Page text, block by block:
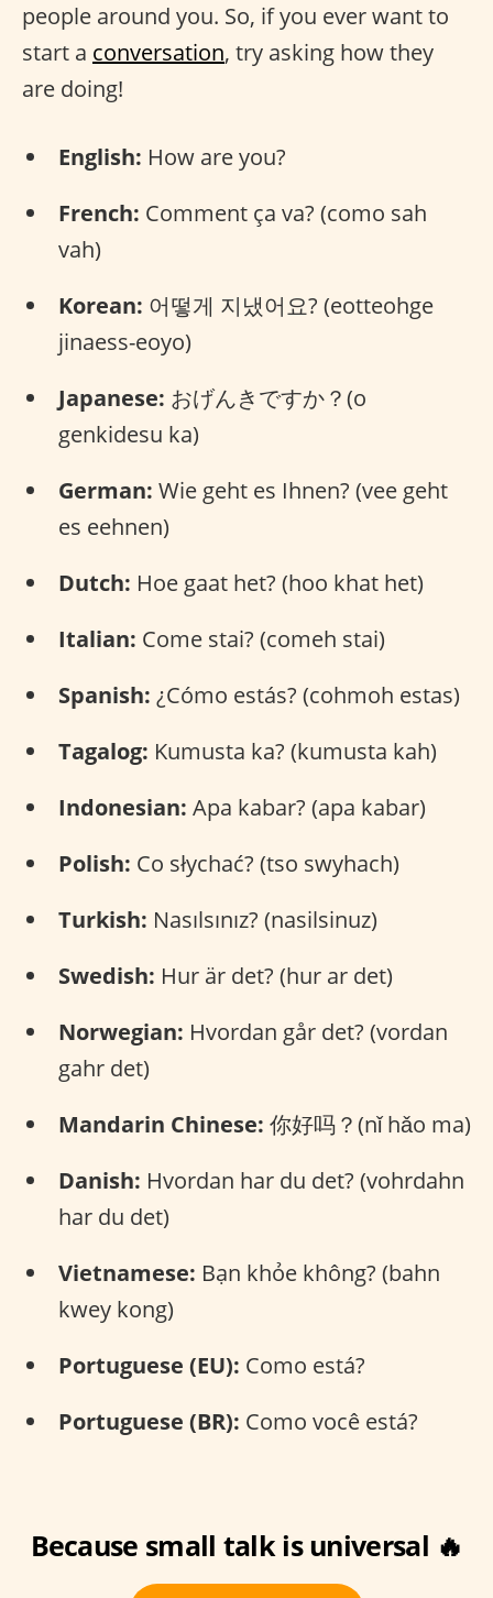
people around you. So, if you ever want to
start a conversation, try asking how they
are doing!
English: How are you?
French: Comment ça va? (como sah
vah)
Korean: 어떻게 지냈어요? (eotteohge
jinaess-eoyo)
Japanese: おげんきですか？(o
genkidesu ka)
German: Wie geht es Ihnen? (vee geht
es eehnen)
Dutch: Hoe gaat het? (hoo khat het)
Italian: Come stai? (comeh stai)
Spanish: ¿Cómo estás? (cohmoh estas)
Tagalog: Kumusta ka? (kumusta kah)
Indonesian: Apa kabar? (apa kabar)
Polish: Co słychać? (tso swyhach)
Turkish: Nasılsınız? (nasilsinuz)
Swedish: Hur är det? (hur ar det)
Norwegian: Hvordan går det? (vordan
gahr det)
Mandarin Chinese: 你好吗？(nǐ hǎo ma)
Danish: Hvordan har du det? (vohrdahn
har du det)
Vietnamese: Bạn khỏe không? (bahn
kwey kong)
Portuguese (EU): Como está?
Portuguese (BR): Como você está?
Because small talk is universal 🔥